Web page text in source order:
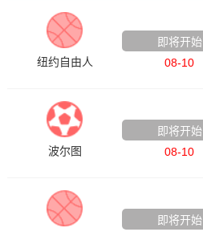
纽约自由人
即将开始
08-10
波尔图
即将开始
08-10
即将开始